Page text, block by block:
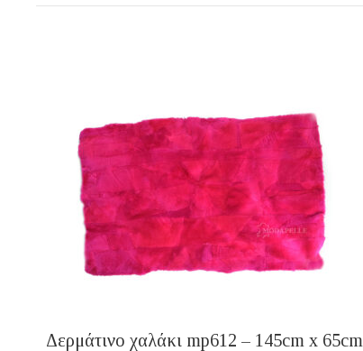
Δερμάτινο χαλάκι mp612 – 145cm x 65cm